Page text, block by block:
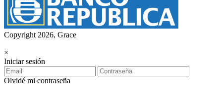
Copyright 2026, Grace
×
Iniciar sesión
Olvidé mi contraseña